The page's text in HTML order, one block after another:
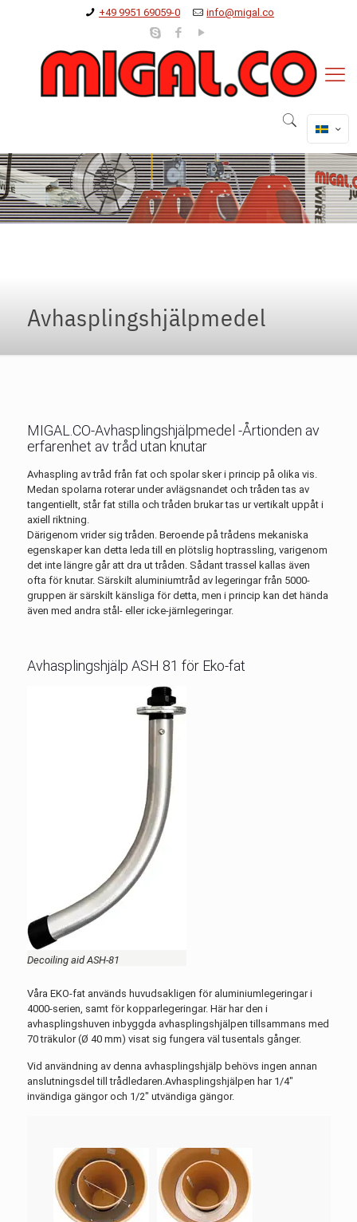
+49 9951 69059-0 info@migal.co
Avhasplingshjälpmedel
MIGAL.CO-Avhasplingshjälpmedel -Årtionden av
erfarenhet av tråd utan knutar
Avhaspling av tråd från fat och spolar sker i princip på olika vis.
Medan spolarna roterar under avlägsnandet och tråden tas av
tangentiellt, står fat stilla och tråden brukar tas ur vertikalt uppåt i
axiell riktning.
Därigenom vrider sig tråden. Beroende på trådens mekaniska
egenskaper kan detta leda till en plötslig hoptrassling, varigenom
det inte längre går att dra ut tråden. Sådant trassel kallas även
ofta för knutar. Särskilt aluminiumtråd av legeringar från 5000-
gruppen är särskilt känsliga för detta, men i princip kan det hända
även med andra stål- eller icke-järnlegeringar.
Avhasplingshjälp ASH 81 för Eko-fat
Decoiling aid ASH-81
Våra EKO-fat används huvudsakligen för aluminiumlegeringar i
4000-serien, samt för kopparlegeringar. Här har den i
avhasplingshuven inbyggda avhasplingshjälpen tillsammans med
70 träkulor (Ø 40 mm) visat sig fungera väl tusentals gånger.
Vid användning av denna avhasplingshjälp behövs ingen annan
anslutningsdel till trådledaren.Avhasplingshjälpen har 1/4"
invändiga gängor och 1/2" utvändiga gängor.